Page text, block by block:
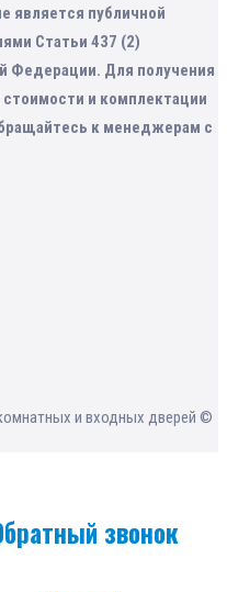
является публичной
Статьи 437 (2)
Федерации. Для получения
и комплектации
к менеджерам с
и входных дверей ©
звонок